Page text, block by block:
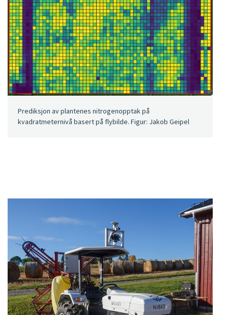
Prediksjon av plantenes nitrogenopptak på
kvadratmeternivå basert på flybilde. Figur: Jakob Geipel